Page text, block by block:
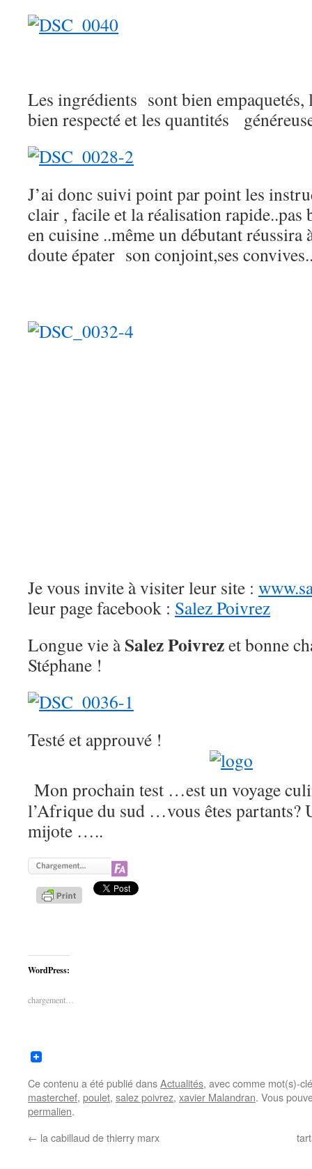
Les ingrédients sont bien empaquetés,
bien respecté et les quantités
J’ai donc suivi point par point les
clair , facile et la réalisation rapide..pas
en cuisine ..même un débutant réussira
doute épater son conjoint,ses
Je vous invite à visiter leur site :
leur page facebook : Salez Poivrez
Longue vie àSalez Poivrezet bonne
Stéphane !
Testé et approuvé !
Mon prochain test …est un voyage
l’Afrique du sud …vous êtes partants?
mijote …..
WordPress:
chargement…
Ce contenu a été publié dansActualités, avec comme mot(s)-
masterchef, poulet, salez poivrez, xavier Malandran. Vous
permalien.
← la cabillaud de thierry marx